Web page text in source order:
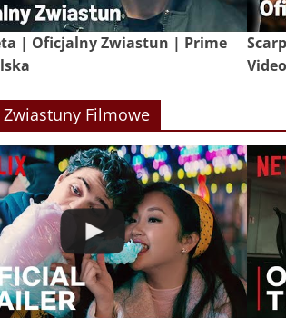
| Oficjalny Zwiastun | Prime
Filmowe